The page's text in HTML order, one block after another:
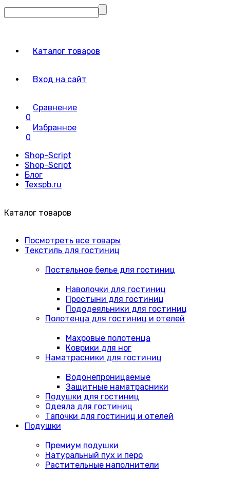
Каталог товаров
Вход на сайт
Сравнение
0
Избранное
0
Shop-Script
Shop-Script
Блог
Texspb.ru
Каталог товаров
Посмотреть все товары
Текстиль для гостиниц
Постельное белье для гостиниц
Наволочки для гостиниц
Простыни для гостиниц
Пододеяльники для гостиниц
Полотенца для гостиниц и отелей
Махровые полотенца
Коврики для ног
Наматрасники для гостиниц
Водонепроницаемые
Защитные наматрасники
Подушки для гостиниц
Одеяла для гостиниц
Тапочки для гостиниц и отелей
Подушки
Премиум подушки
Натуральный пух и перо
Растительные наполнители